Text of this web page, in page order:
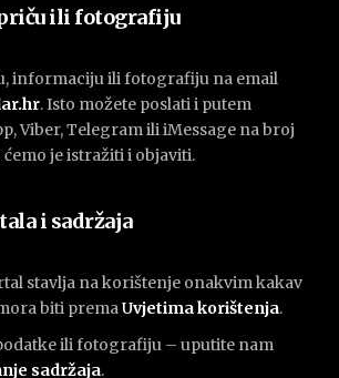
ili fotografiju
informaciju ili fotografiju na email
. Isto možete poslati i putem
Viber, Telegram ili iMessage na broj
ćemo je istražiti i objaviti.
i sadržaja
stavlja na korištenje onakvim kakav
biti premaUvjetima korištenja.
ili fotografiju – uputite nam
sadržaja.